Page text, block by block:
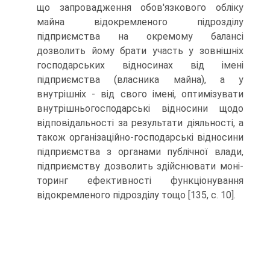
що запровадження обов'язкового обліку
майна відокремленого підроз­ділу
підприємства на окремому балансі
дозволить йому брати участь у зовнішніх
господарських відно­синах від імені
підприємства (власника майна), а у
внутрішніх - від свого імені, оптимізувати
внутріш­ньогосподарські відносини щодо
відповідальності за результати діяльності, а
також організаційно-госпо­дарські відносини
підприємства з органами публіч­ної влади,
підприємству дозволить здійснювати моні­
торинг ефективності функціонування
відокремленого підрозділу тощо [135, с. 10].